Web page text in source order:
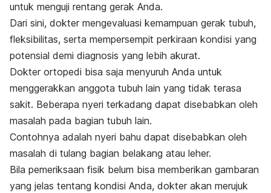
untuk menguji rentang gerak Anda.
Dari sini, dokter mengevaluasi kemampuan gerak tubuh,
fleksibilitas, serta mempersempit perkiraan kondisi yang
potensial demi diagnosis yang lebih akurat.
Dokter ortopedi bisa saja menyuruh Anda untuk
menggerakkan anggota tubuh lain yang tidak terasa
sakit. Beberapa nyeri terkadang dapat disebabkan oleh
masalah pada bagian tubuh lain.
Contohnya adalah nyeri bahu dapat disebabkan oleh
masalah di tulang bagian belakang atau leher.
Bila pemeriksaan fisik belum bisa memberikan gambaran
yang jelas tentang kondisi Anda, dokter akan merujuk